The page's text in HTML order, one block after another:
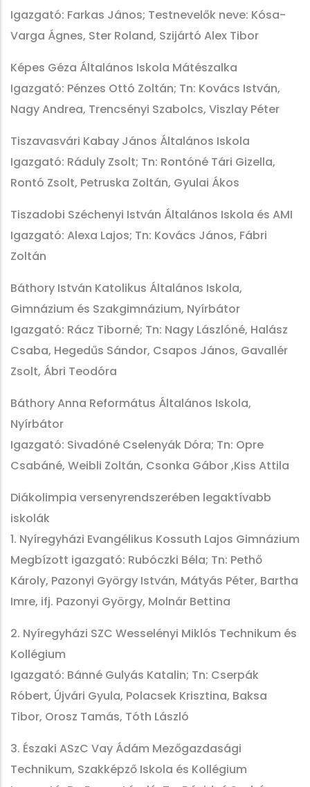
Igazgató: Farkas János; Testnevelők neve: Kósa-
Varga Ágnes, Ster Roland, Szijártó Alex Tibor
Képes Géza Általános Iskola Mátészalka
Igazgató: Pénzes Ottó Zoltán; Tn: Kovács István,
Nagy Andrea, Trencsényi Szabolcs, Viszlay Péter
Tiszavasvári Kabay János Általános Iskola
Igazgató: Ráduly Zsolt; Tn: Rontóné Tári Gizella,
Rontó Zsolt, Petruska Zoltán, Gyulai Ákos
Tiszadobi Széchenyi István Általános Iskola és AMI
Igazgató: Alexa Lajos; Tn: Kovács János, Fábri
Zoltán
Báthory István Katolikus Általános Iskola,
Gimnázium és Szakgimnázium, Nyírbátor
Igazgató: Rácz Tiborné; Tn: Nagy Lászlóné, Halász
Csaba, Hegedűs Sándor, Csapos János, Gavallér
Zsolt, Ábri Teodóra
Báthory Anna Református Általános Iskola,
Nyírbátor
Igazgató: Sivadóné Cselenyák Dóra; Tn: Opre
Csabáné, Weibli Zoltán, Csonka Gábor ,Kiss Attila
Diákolimpia versenyrendszerében legaktívabb
iskolák
1. Nyíregyházi Evangélikus Kossuth Lajos Gimnázium
Megbízott igazgató: Rubóczki Béla; Tn: Pethő
Károly, Pazonyi György István, Mátyás Péter, Bartha
Imre, ifj. Pazonyi György, Molnár Bettina
2. Nyíregyházi SZC Wesselényi Miklós Technikum és
Kollégium
Igazgató: Bánné Gulyás Katalin; Tn: Cserpák
Róbert, Újvári Gyula, Polacsek Krisztina, Baksa
Tibor, Orosz Tamás, Tóth László
3. Északi ASzC Vay Ádám Mezőgazdasági
Technikum, Szakképző Iskola és Kollégium